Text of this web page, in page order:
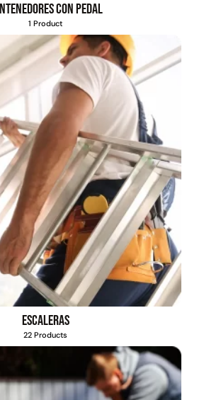
con pedal
1 Product
Escaleras
22 Products